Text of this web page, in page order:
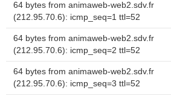
64 bytes from animaweb-web2.sdv.fr
(212.95.70.6): icmp_seq=1 ttl=52
64 bytes from animaweb-web2.sdv.fr
(212.95.70.6): icmp_seq=2 ttl=52
64 bytes from animaweb-web2.sdv.fr
(212.95.70.6): icmp_seq=3 ttl=52